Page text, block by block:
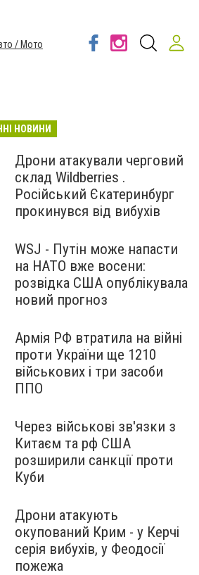
/ Мото
НОВИНИ
Дрони атакували черговий
склад Wildberries .
Російський Єкатеринбург
прокинувся від вибухів
WSJ - Путін може напасти
на НАТО вже восени:
розвідка США опублікувала
новий прогноз
Армія РФ втратила на війні
проти України ще 1210
військових і три засоби
ППО
Через військові зв'язки з
Китаєм та рф США
розширили санкції проти
Куби
Дрони атакують
окупований Крим - у Керчі
серія вибухів, у Феодосії
пожежа